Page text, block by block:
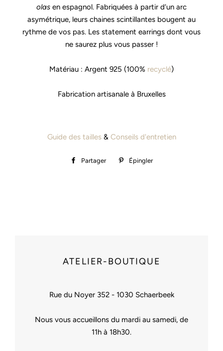
olas en espagnol. Fabriquées à partir d’un arc
asymétrique, leurs chaines scintillantes bougent au
rythme de vos pas. Les statement earrings dont vous
ne saurez plus vous passer !
Matériau : Argent 925 (100% recyclé)
Fabrication artisanale à Bruxelles
Guide des tailles& Conseils d'entretien
Partager
PartagerÉpingler
ATELIER-BOUTIQUE
Rue du Noyer 352 - 1030 Schaerbeek
Nous vous accueillons du mardi au samedi, de
11h à 18h30.